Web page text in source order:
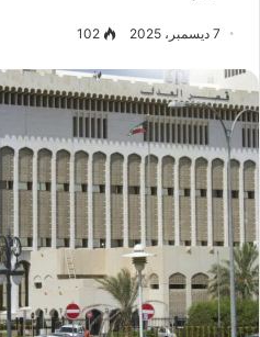
7 ديسمبر، 2025 102